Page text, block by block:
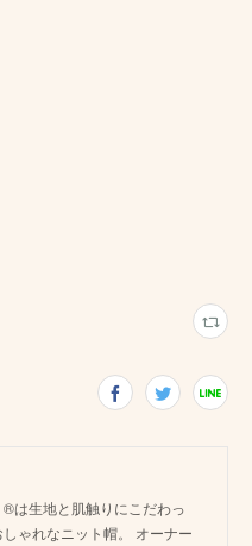
®は生地と肌触りにこだわっ
ゃれなニット帽。 オーナー